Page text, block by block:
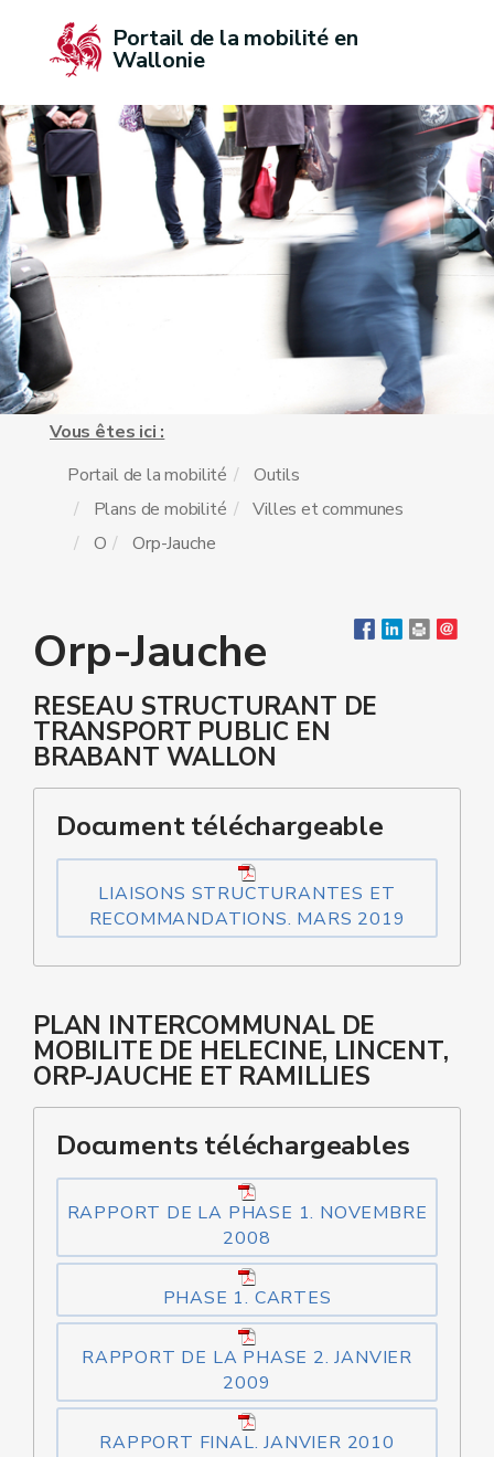
Portail de la mobilité en
Wallonie
Vous êtes ici :
Portail de la mobilité
Outils
Plans de mobilité
Villes et communes
O
Orp-Jauche
Orp-Jauche
RESEAU STRUCTURANT DE
TRANSPORT PUBLIC EN
BRABANT WALLON
Document téléchargeable
LIAISONS STRUCTURANTES ET
RECOMMANDATIONS. MARS 2019
PLAN INTERCOMMUNAL DE
MOBILITE DE HELECINE, LINCENT,
ORP-JAUCHE ET RAMILLIES
Documents téléchargeables
RAPPORT DE LA PHASE 1. NOVEMBRE
2008
PHASE 1. CARTES
RAPPORT DE LA PHASE 2. JANVIER
2009
RAPPORT FINAL. JANVIER 2010